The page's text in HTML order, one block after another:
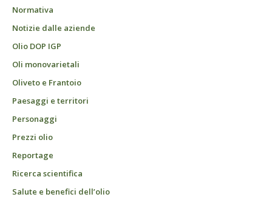
Normativa
Notizie dalle aziende
Olio DOP IGP
Oli monovarietali
Oliveto e Frantoio
Paesaggi e territori
Personaggi
Prezzi olio
Reportage
Ricerca scientifica
Salute e benefici dell’olio